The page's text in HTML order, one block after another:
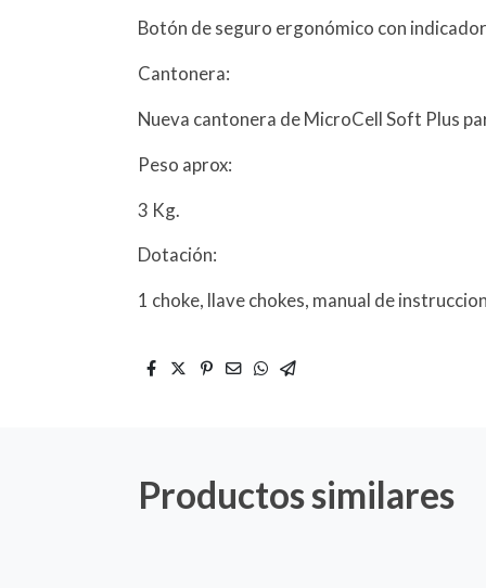
Botón de seguro ergonómico con
Cantonera:
Nueva cantonera de MicroCell Soft Plus
Peso aprox:
3 Kg.
Dotación:
1 choke, llave chokes, manual de
Productos similares